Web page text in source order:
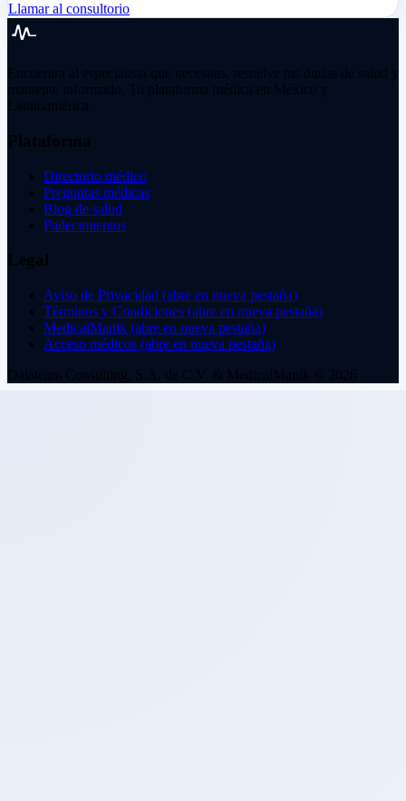
Llamar al consultorio
Encuentra al especialista que necesitas, resuelve tus dudas de salud y
mantente informado. Tu plataforma médica en México y
Latinoamérica.
Plataforma
Directorio médico
Preguntas médicas
Blog de salud
Padecimientos
Legal
Aviso de Privacidad (abre en nueva pestaña)
Términos y Condiciones (abre en nueva pestaña)
MedicalManik (abre en nueva pestaña)
Acceso médicos (abre en nueva pestaña)
Datateam Consulting, S.A. de C.V. & MedicalManik © 2026